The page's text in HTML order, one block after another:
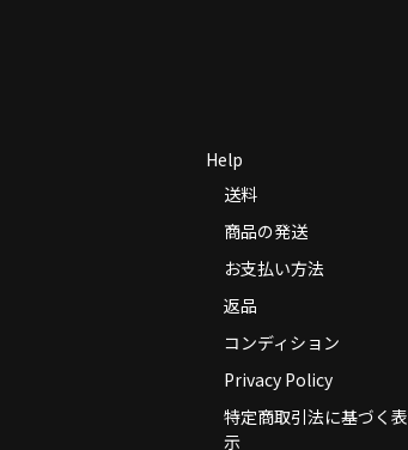
Help
送料
商品の発送
お支払い方法
返品
コンディション
Privacy Policy
特定商取引法に基づく表
示